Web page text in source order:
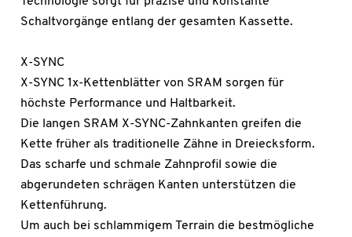
Schaltvorgänge entlang der gesamten Kassette.
X-SYNC
X-SYNC 1x-Kettenblätter von SRAM sorgen für
höchste Performance und Haltbarkeit.
Die langen SRAM X-SYNC-Zahnkanten greifen die
Kette früher als traditionelle Zähne in Dreiecksform.
Das scharfe und schmale Zahnprofil sowie die
abgerundeten schrägen Kanten unterstützen die
Kettenführung.
Um auch bei schlammigem Terrain die bestmögliche